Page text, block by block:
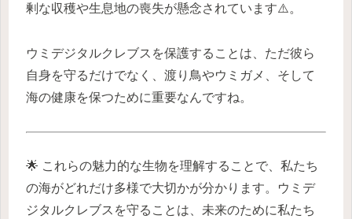
剰な収穫や生息地の喪失が懸念されています⚠️。
ウミデジタルクレブスを保護することは、ただ彼ら
自身を守るだけでなく、渡り鳥やウミガメ、そして
海の健康を保つために重要なんですね。
🌟 これらの魅力的な生物を理解することで、私たち
の海がどれだけ多様で大切かが分かります。ウミデ
ジタルクレブスを守ることは、未来のために私たち